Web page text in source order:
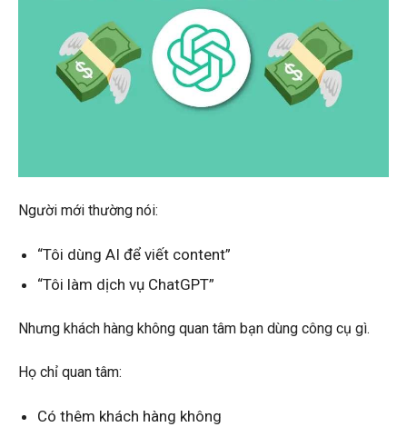
Người mới thường nói:
“Tôi dùng AI để viết content”
“Tôi làm dịch vụ ChatGPT”
Nhưng khách hàng không quan tâm bạn dùng công cụ gì.
Họ chỉ quan tâm:
Có thêm khách hàng không